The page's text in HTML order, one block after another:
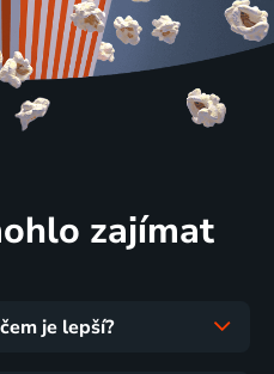
zajímat
je lepší?